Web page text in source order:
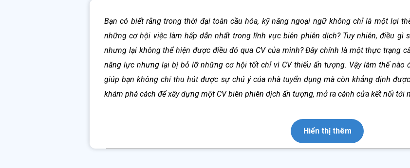
Mục lục
1. Cấu trúc chuẩn nhất của một bản CV xin việc Biên Phiên Dịch
2. Cách viết CV xin việc Biên Phiên Dịch giúp bạn gây ấn tượng với nhà tuyển dụng
2.1. Phần thông tin cá nhân của bản CV Biên Phiên Dịch
2.2. Phần trình độ học vấn của bản CV Biên Phiên Dịch
2.3. Phần mục tiêu nghề nghiệp của mẫu CV Biên Phiên Dịch
2.4. Phần kinh nghiệm làm việc của mẫu CV Biên Phiên Dịch
2.5. Phần kỹ năng của bản CV xin việc Biên Phiên Dịch
4. Tạo CV xin việc Biên Phiên Dịch tại địa chỉ nào chất lượng nhất?
Bạn có biết rằng trong thời đại toàn cầu hóa, kỹ năng ngoại ngữ không chỉ là một lợi
những cơ hội việc làm hấp dẫn nhất trong lĩnh vực biên phiên dịch? Tuy nhiên, điều gì
nhưng lại không thể hiện được điều đó qua CV của mình? Đây chính là một thực trạng
năng lực nhưng lại bị bỏ lỡ những cơ hội tốt chỉ vì CV thiếu ấn tượng. Vậy làm thế nào
giúp bạn không chỉ thu hút được sự chú ý của nhà tuyển dụng mà còn khẳng định
khám phá cách để xây dựng một CV biên phiên dịch ấn tượng, mở ra cánh cửa kết nối tới
Hiển thị thêm